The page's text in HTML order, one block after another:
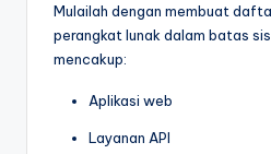
Mulailah dengan membuat
perangkat lunak dalam batas
mencakup:
Aplikasi web
Layanan API